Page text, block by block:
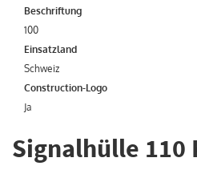
Beschriftung
100
Einsatzland
Schweiz
Construction-Logo
Ja
Signalhülle 110